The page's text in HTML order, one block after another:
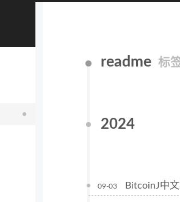
readme 标
2024
09-03 BitcoinJ中